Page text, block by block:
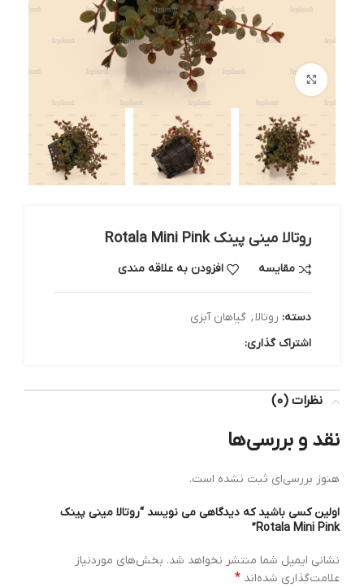
بزرگنمایی تصویر
روتالا مینی پینک Rotala Mini Pink
مقایسه افزودن به علاقه مندی
دسته: روتالا, گیاهان آبزی
اشتراک گذاری:
نظرات (0)
نقد و بررسی‌ها
هنوز بررسی‌ای ثبت نشده است.
اولین کسی باشید که دیدگاهی می نویسد “روتالا مینی پینک
Rotala Mini Pink”
نشانی ایمیل شما منتشر نخواهد شد. بخش‌های موردنیاز
علامت‌گذاری شده‌اند *